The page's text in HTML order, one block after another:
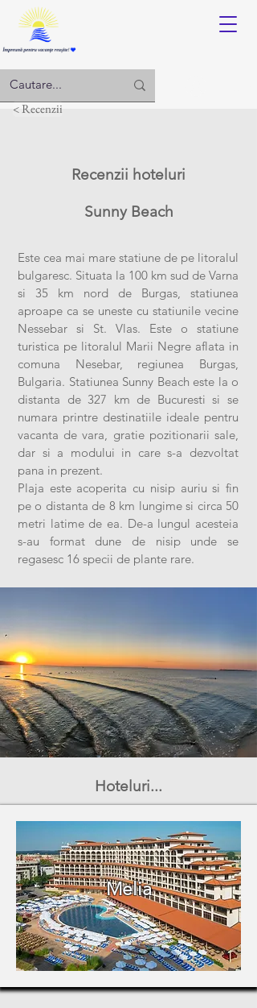
< Recenzii
Recenzii hoteluri
SunnyBeach
Este cea mai mare statiune de pe litoralul
bulgaresc. Situata la 100 km sud de Varna
si 35 km nord de Burgas, statiunea
aproape ca se uneste cu statiunile vecine
Nessebar si St. Vlas. Este o statiune
turistica pe litoralul Marii Negre aflata in
comuna Nesebar, regiunea Burgas,
Bulgaria. Statiunea Sunny Beach este la o
distanta de 327 km de Bucuresti si se
numara printre destinatiile ideale pentru
vacanta de vara, gratie pozitionarii sale,
dar si a modului in care s-a dezvoltat
pana in prezent.
Plaja este acoperita cu nisip auriu si fin
pe o distanta de 8 km lungime si circa 50
metri latime de ea. De-a lungul acesteia
s-au format dune de nisip unde se
regasesc 16 specii de plante rare.
Hoteluri...
Melia